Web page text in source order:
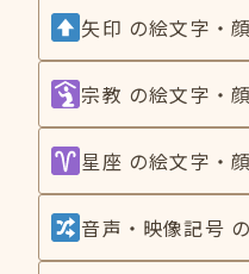
矢印 の絵文字・
宗教 の絵文字・
星座 の絵文字・
音声・映像記号